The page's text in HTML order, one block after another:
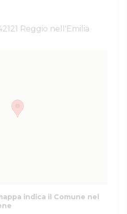
Reggio nell'Emilia
indica il Comune nel